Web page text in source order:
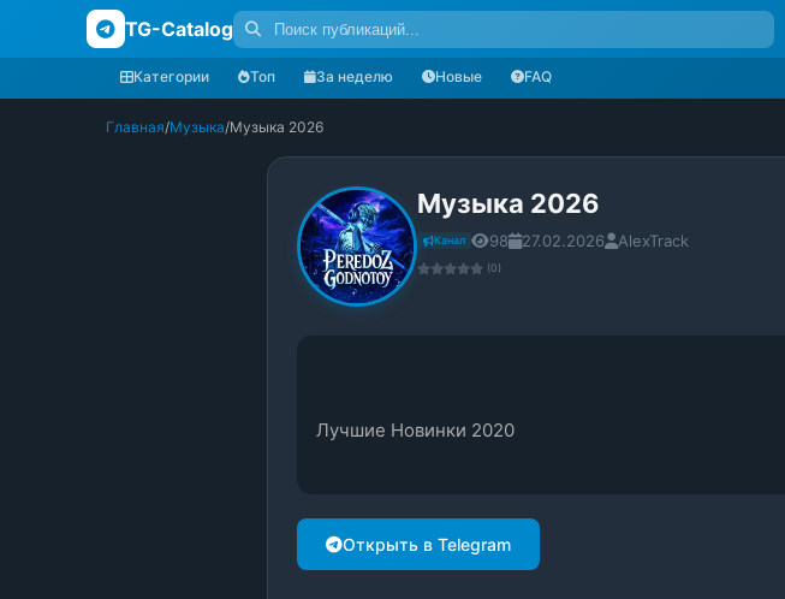
TG-Catalog
Категории Топ За неделю Новые FAQ
Главная/Музыка/Музыка 2026
Музыка 2026
Канал 98 27.02.2026 AlexTrack
(0)
Лучшие Новинки 2020
Открыть в Telegram